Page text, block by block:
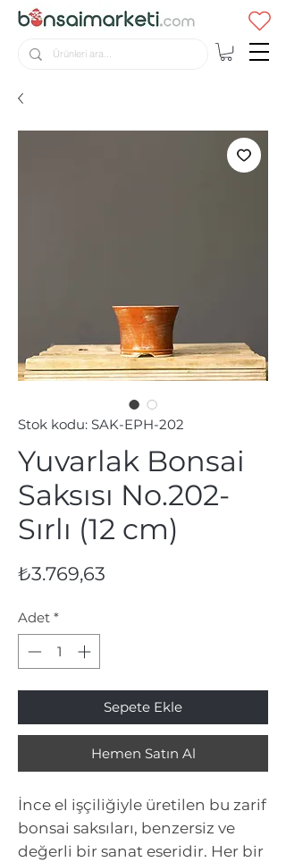
Stok kodu: SAK-EPH-202
Yuvarlak Bonsai
Saksısı No.202-
Sırlı (12 cm)
₺3.769,63
Adet *
Sepete Ekle
Hemen Satın Al
İnce el işçiliğiyle üretilen bu zarif
bonsai saksıları, benzersiz ve
değerli bir sanat eseridir. Her bir